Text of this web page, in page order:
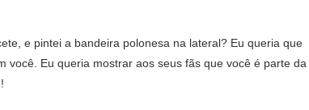
e pintei a bandeira polonesa na lateral? Eu queria que
você. Eu queria mostrar aos seus fãs que você é parte da